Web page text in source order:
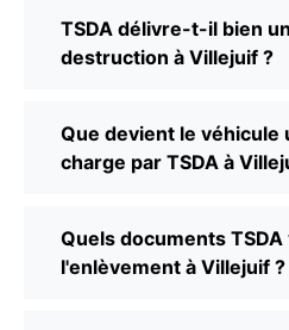
TSDA délivre-t-il bien
destruction à Villejuif ?
Que devient le véhicule
charge par TSDA à
Quels documents
l'enlèvement à Villejuif ?